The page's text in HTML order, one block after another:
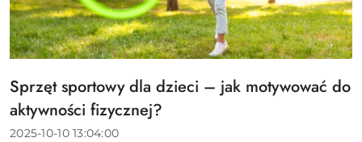
Tytuł
artykułu:
Sprzęt sportowy dla dzieci – jak motywować do
aktywności fizycznej?
Data
2025-10-10 13:04:00